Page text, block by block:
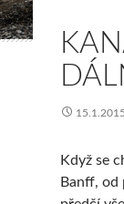
Když se
Banff, od